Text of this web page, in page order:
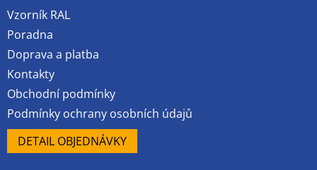
Vzorník RAL
Poradna
Doprava a platba
Kontakty
Obchodní podmínky
Podmínky ochrany osobních údajů
DETAIL OBJEDNÁVKY